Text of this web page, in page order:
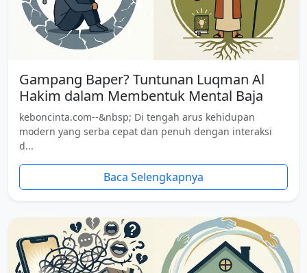
Gampang Baper? Tuntunan Luqman Al
Hakim dalam Membentuk Mental Baja
keboncinta.com--&nbsp; Di tengah arus kehidupan
modern yang serba cepat dan penuh dengan interaksi
d...
Baca Selengkapnya